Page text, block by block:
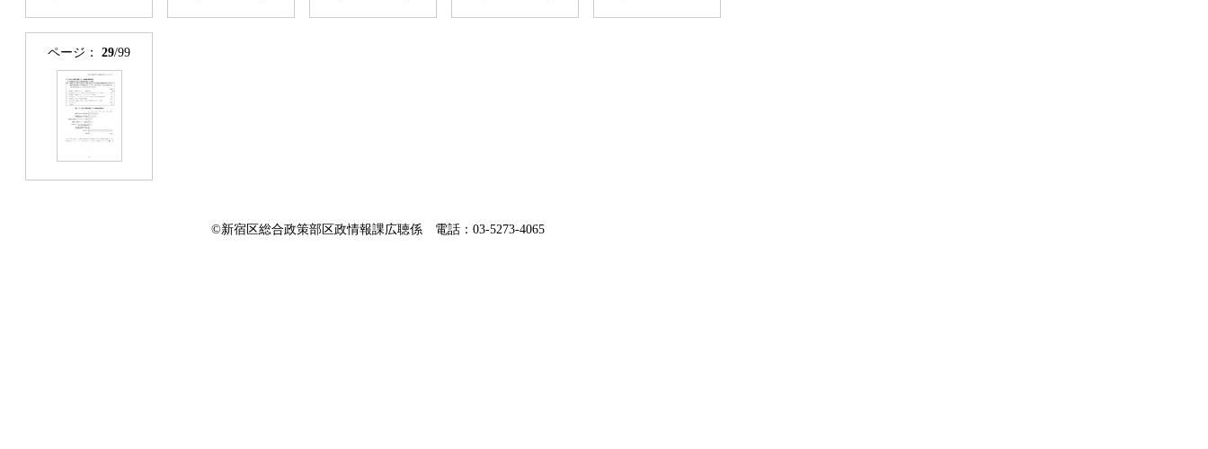
ページ： 29/99
©新宿区総合政策部区政情報課広聴係 電話：03-5273-4065